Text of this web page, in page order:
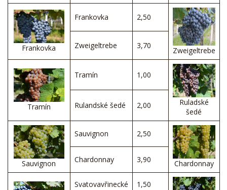
Frankovka
Frankovka 2,50
Zweigeltrebe
Zweigeltrebe 3,70
Tramín
Tramín 1,00
Ruladské
šedé
Rulandské šedé 2,00
Sauvignon
Sauvignon 2,50
Chardonnay
Chardonnay 3,90
Svatovavřinecké 1,50